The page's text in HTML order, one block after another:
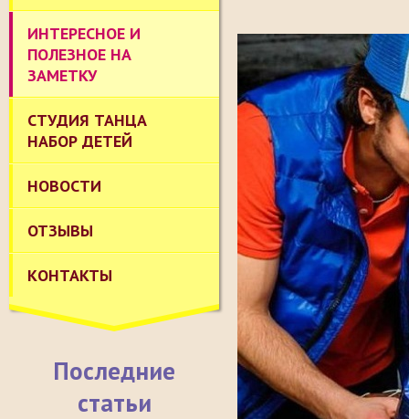
ИНТЕРЕСНОЕ И
ПОЛЕЗНОЕ НА
ЗАМЕТКУ
СТУДИЯ ТАНЦА
НАБОР ДЕТЕЙ
НОВОСТИ
ОТЗЫВЫ
КОНТАКТЫ
Последние
статьи